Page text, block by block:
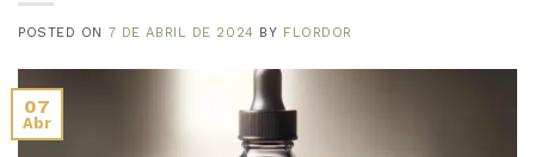
POSTED ON 7 DE ABRIL DE 2024 BY FLORDOR
07
Abr